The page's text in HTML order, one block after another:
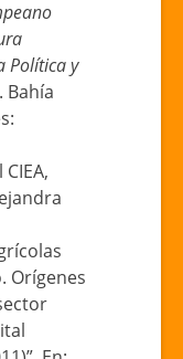
Política y
. Bahía
Orígenes